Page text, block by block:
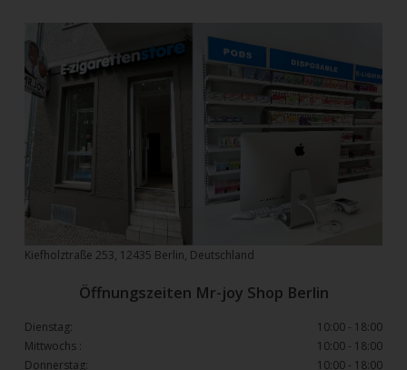
Kiefholztraße 253, 12435 Berlin, Deutschland
Öffnungszeiten Mr-joy Shop Berlin
Dienstag:
10:00 - 18:00
Mittwochs :
10:00 - 18:00
Donnerstag:
10:00 - 18:00